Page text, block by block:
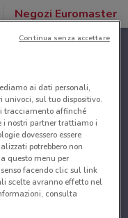
Negozi Euromaster
ai dati personali,
sul tuo dispositivo.
tracciamento affinché
i nostri partner trattiamo i
dovessero essere
potrebbero non
questo menu per
facendo clic sul link
scelte avranno effetto nel
consulta
Continua senza accettare